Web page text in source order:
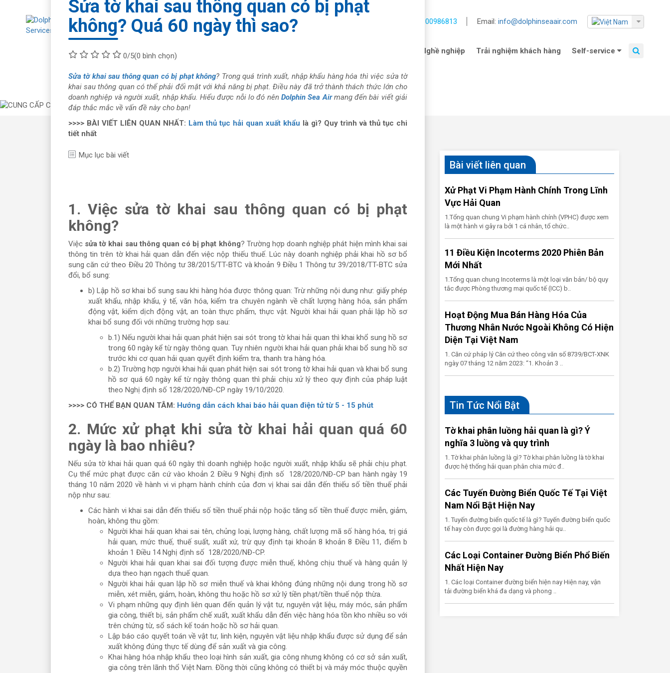
1900986813 Email: info@dolphinseaair.com
Về chúng tôi Nghề nghiệp Trải nghiệm khách hàng Self-service
Sửa tờ khai sau thông quan có bị phạt
không? Quá 60 ngày thì sao?
0/5(0 bình chọn)
Sửa tờ khai sau thông quan có bị phạt không? Trong quá trình xuất, nhập khẩu hàng hóa thì việc sửa tờ
khai sau thông quan có thể phải đối mặt với khả năng bị phạt. Điều này đã trở thành thách thức lớn cho
doanh nghiệp và người xuất, nhập khẩu. Hiểu được nỗi lo đó nên Dolphin Sea Air mang đến bài viết giải
đáp thắc mắc về vấn đề này cho bạn!
>>>> BÀI VIẾT LIÊN QUAN NHẤT: Làm thủ tục hải quan xuất khẩu là gì? Quy trình và thủ tục chi
tiết nhất
Mục lục bài viết
1. Việc sửa tờ khai sau thông quan có bị phạt
không?
Việc sửa tờ khai sau thông quan có bị phạt không? Trường hợp doanh nghiệp phát hiện mình khai sai
thông tin trên tờ khai hải quan dẫn đến việc nộp thiếu thuế. Lúc này doanh nghiệp phải khai hồ sơ bổ
sung căn cứ theo Điều 20 Thông tư 38/2015/TT-BTC và khoản 9 Điều 1 Thông tư 39/2018/TT-BTC sửa
đổi, bổ sung:
b) Lập hồ sơ khai bổ sung sau khi hàng hóa được thông quan: Trừ những nội dung như: giấy phép
xuất khẩu, nhập khẩu, ý tế, văn hóa, kiểm tra chuyên ngành về chất lượng hàng hóa, sản phẩm
động vật, kiểm dịch động vật, an toàn thực phẩm, thực vật. Người khai hải quan phải lập hồ sơ
khai bổ sung đối với những trường hợp sau:
b.1) Nếu người khai hải quan phát hiện sai sót trong tờ khai hải quan thì khai khổ sung hồ sơ
trong 60 ngày kể từ ngày thông quan. Tuy nhiên người khai hải quan phải khai bổ sung hồ sơ
trước khi cơ quan hải quan quyết định kiểm tra, thanh tra hàng hóa.
b.2) Trường hợp người khai hải quan phát hiện sai sót trong tờ khai hải quan và khai bổ sung
hồ sơ quá 60 ngày kể từ ngày thông quan thì phải chịu xử lý theo quy định của pháp luật
theo Nghị định số 128/2020/NĐ-CP ngày 19/10/2020.
>>>> CÓ THỂ BẠN QUAN TÂM: Hướng dẫn cách khai báo hải quan điện tử từ 5 - 15 phút
2. Mức xử phạt khi sửa tờ khai hải quan quá 60
ngày là bao nhiêu?
Nếu sửa tờ khai hải quan quá 60 ngày thì doanh nghiệp hoặc người xuất, nhập khẩu sẽ phải chịu phạt.
Cụ thể mức phạt được căn cứ vào khoản 2 Điều 9 Nghị định số 128/2020/NĐ-CP ban hành ngày 19
tháng 10 năm 2020 về hành vi vi phạm hành chính của đơn vị khai sai dẫn đến thiếu số tiền thuế phải
nộp như sau:
Các hành vi khai sai dẫn đến thiếu số tiền thuế phải nộp hoặc tăng số tiền thuế được miễn, giảm,
hoàn, không thu gồm:
Người khai hải quan khai sai tên, chủng loại, lượng hàng, chất lượng mã số hàng hóa, trị giá
hải quan, mức thuế, thuế suất, xuất xứ, trừ quy định tại khoản 8 khoản 8 Điều 11, điểm b
khoản 1 Điều 14 Nghị định số 128/2020/NĐ-CP.
Người khai hải quan khai sai đối tượng được miễn thuế, không chịu thuế và hàng quản lý
dựa theo hạn ngạch thuế quan.
Người khai hải quan lập hồ sơ miễn thuế và khai không đúng những nội dung trong hồ sơ
miễn, xét miễn, giảm, hoàn, không thu hoặc hồ sơ xử lý tiền phạt/tiền thuế nộp thừa.
Vi phạm những quy định liên quan đến quản lý vật tư, nguyên vật liệu, máy móc, sản phẩm
gia công, thiết bị, sản phẩm chế xuất, xuất khẩu dẫn đến việc hàng hóa tồn kho nhiều so với
trên chứng từ, sổ sách kế toán hoặc hồ sơ hải quan.
Lập báo cáo quyết toán về vật tư, linh kiện, nguyên vật liệu nhập khẩu được sử dụng để sản
xuất không đúng thực tế dùng để sản xuất và gia công.
Khai hàng hóa nhập khẩu theo loại hình sản xuất, gia công nhưng không có cơ sở sản xuất,
gia công trên lãnh thổ Việt Nam. Đồng thời cũng không có thiết bị và máy móc thuộc quyền
Bài viết liên quan
Xử Phạt Vi Phạm Hành Chính Trong Lĩnh
Vực Hải Quan
1.Tổng quan chung Vi phạm hành chính (VPHC) được xem
là một hành vi gây ra bởi 1 cá nhân, tổ chức..
11 Điều Kiện Incoterms 2020 Phiên Bản
Mới Nhất
1.Tổng quan chung Incoterms là một loại văn bản/ bộ quy
tắc được Phòng thương mại quốc tế (ICC) b..
Hoạt Động Mua Bán Hàng Hóa Của
Thương Nhân Nước Ngoài Không Có Hiện
Diện Tại Việt Nam
1. Căn cứ pháp lý Căn cứ theo công văn số 8739/BCT-XNK
ngày 07 tháng 12 năm 2023: “1. Khoản 3 ..
Tin Tức Nổi Bật
Tờ khai phân luồng hải quan là gì? Ý
nghĩa 3 luồng và quy trình
1. Tờ khai phân luồng là gì? Tờ khai phân luồng là tờ khai
được hệ thống hải quan phân chia mức đ..
Các Tuyến Đường Biển Quốc Tế Tại Việt
Nam Nổi Bật Hiện Nay
1. Tuyến đường biển quốc tế là gì? Tuyến đường biển quốc
tế hay còn được gọi là đường hàng hải qu..
Các Loại Container Đường Biển Phổ Biến
Nhất Hiện Nay
1. Các loại Container đường biển hiện nay Hiện nay, vận
tải đường biển khá đa dạng và phong ..